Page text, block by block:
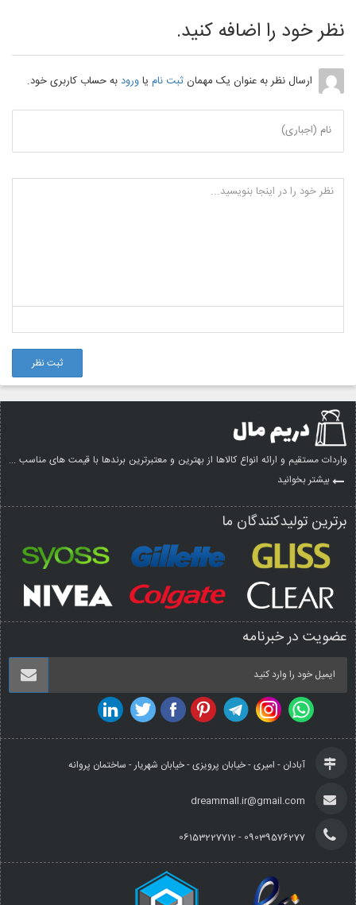
نظر خود را اضافه کنید.
ارسال نظر به عنوان یک مهمانثبت نام یاورودبه حساب کاربری خود.
نام (اجباری)
ثبت نظر
واردات مستقیم و ارائه انواع کالاها از بهترین و معتبرترین برندها با قیمت های مناسب ...
بیشتر بخوانید
برترین تولیدکنندگان ما
عضویت در خبرنامه
آبادان - امیری - خیابان پرویزی - خیابان شهریار - ساختمان پروانه
dreammall.ir@gmail.com
09039576277 - 06153227712